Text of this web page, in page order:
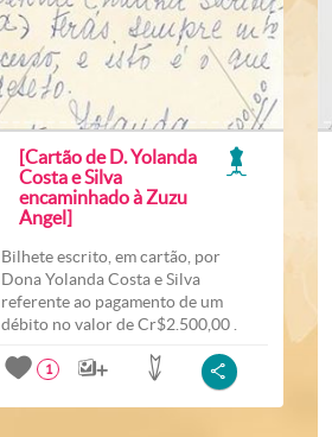
[Cartão de D. Yolanda
Costa e Silva
encaminhado à Zuzu
Angel]
Bilhete escrito, em cartão, por
Dona Yolanda Costa e Silva
referente ao pagamento de um
débito no valor de Cr$2.500,00 .
1